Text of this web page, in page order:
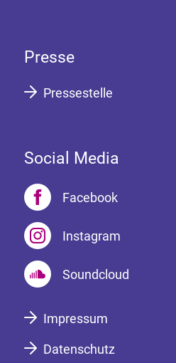
Presse
Pressestelle
Social Media
Facebook
Instagram
Soundcloud
Impressum
Datenschutz